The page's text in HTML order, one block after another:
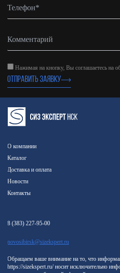
ОТПРАВИТЬ ЗАЯВКУ
Нажимая на кнопку, Вы соглашаетесь на
О компании
Каталог
Доставка и оплата
Новости
Контакты
8 (383) 227-95-00
novosibirsk@sizekspert.ru
Обращаем ваше внимание на то, что
https://sizekspert.ru/ носит исключительно